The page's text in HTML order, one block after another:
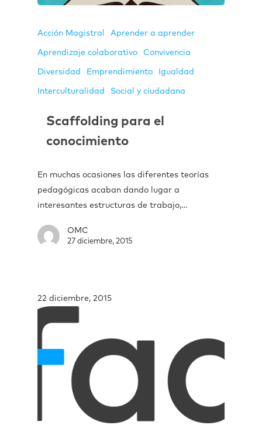
Acción Magistral Aprender a aprender
Aprendizaje colaborativo Convivencia
Diversidad Emprendimiento Igualdad
Interculturalidad Social y ciudadana
Scaffolding para el
conocimiento
En muchas ocasiones las diferentes teorías
pedagógicas acaban dando lugar a
interesantes estructuras de trabajo,…
OMC
27 diciembre, 2015
22 diciembre, 2015